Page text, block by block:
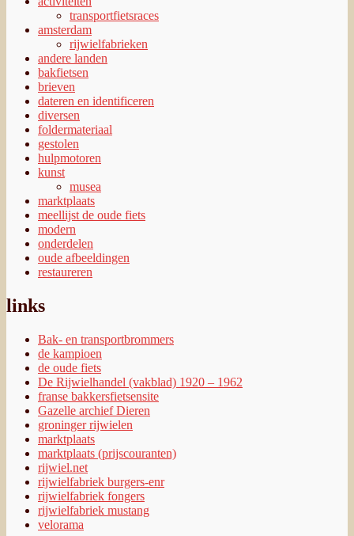
transportfietsraces
amsterdam
rijwielfabrieken
andere landen
bakfietsen
brieven
dateren en identificeren
diversen
foldermateriaal
gestolen
hulpmotoren
kunst
musea
marktplaats
meellijst de oude fiets
modern
onderdelen
oude afbeeldingen
restaureren
links
Bak- en transportbrommers
de kampioen
de oude fiets
De Rijwielhandel (vakblad) 1920 – 1962
franse bakkersfietsensite
Gazelle archief Dieren
groninger rijwielen
marktplaats
marktplaats (prijscouranten)
rijwiel.net
rijwielfabriek burgers-enr
rijwielfabriek fongers
rijwielfabriek mustang
velorama